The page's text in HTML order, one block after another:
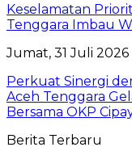
Keselamatan
Tenggara Imbau
Jumat, 31 Juli 2026
Perkuat Sinergi
Aceh Tenggara
Bersama OKP
Berita Terbaru